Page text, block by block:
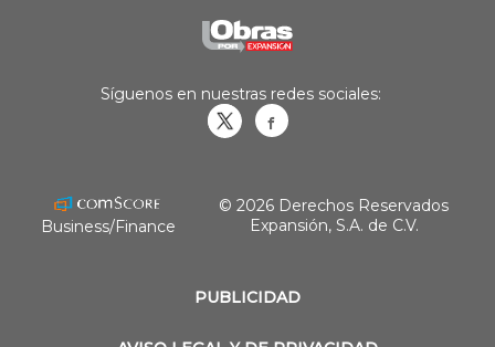
PUBLICIDAD
Síguenos en nuestras redes sociales:
Business/Finance
© 2026 Derechos Reservados
Expansión, S.A. de C.V.